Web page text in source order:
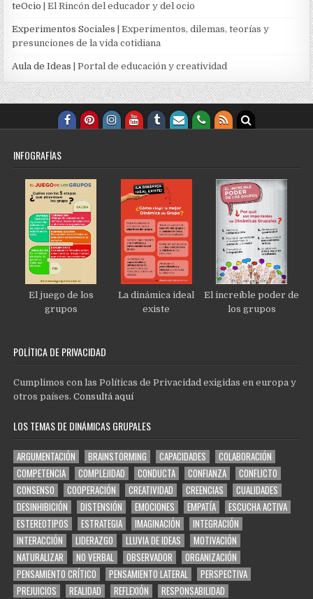
teOcio | El Rincón del educador y del ocio
Experimentos Sociales | Experimentos, dilemas, teorías y
presunciones de la vida cotidiana
Aula de Ideas | Portal de educación y creatividad
INFOGRAFÍAS
El juego de los
grupos
La dinámica ideal
existe
El increíble poder de
los grupos
POLÍTICA DE PRIVACIDAD
Cumplimos con las Políticas de Privacidad exigidas en europa y
otros países.Consultá aquí
LOS TEMAS DE DINÁMICAS GRUPALES
ARGUMENTACIÓN BRAINSTORMING CAPACIDADES
COLABORACIÓN
COMPETENCIA
COMPLEJIDAD CONDUCTA CONFIANZA
CONFLICTO
CONSENSO
COOPERACIÓN CREATIVIDAD CREENCIAS
CUALIDADES
DESINHIBICIÓN
DISTENSIÓN EMOCIONES EMPATÍA
ESCUCHA ACTIVA
ESTEREOTIPOS
ESTRATEGIA IMAGINACIÓN
INTEGRACIÓN
INTERACCIÓN
LIDERAZGO LLUVIA DE IDEAS
MOTIVACIÓN
NATURALIZAR
NO VERBAL OBSERVADOR
ORGANIZACIÓN
PENSAMIENTO CRÍTICO
PENSAMIENTO LATERAL
PERSPECTIVA
PREJUICIOS
REALIDAD REFLEXIÓN
RESPONSABILIDAD